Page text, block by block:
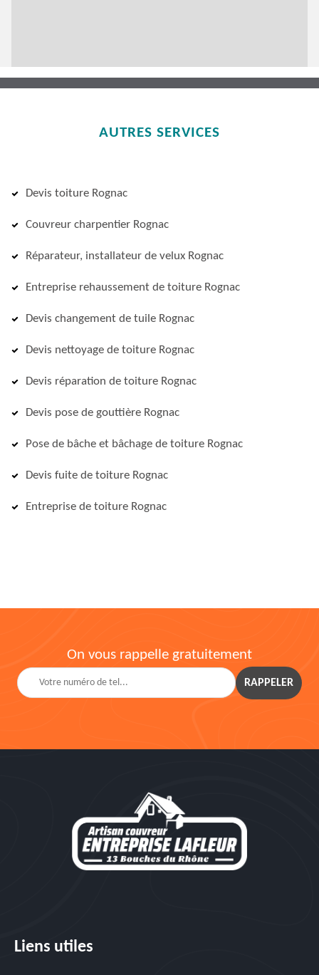
AUTRES SERVICES
Devis toiture Rognac
Couvreur charpentier Rognac
Réparateur, installateur de velux Rognac
Entreprise rehaussement de toiture Rognac
Devis changement de tuile Rognac
Devis nettoyage de toiture Rognac
Devis réparation de toiture Rognac
Devis pose de gouttière Rognac
Pose de bâche et bâchage de toiture Rognac
Devis fuite de toiture Rognac
Entreprise de toiture Rognac
On vous rappelle gratuitement
Liens utiles